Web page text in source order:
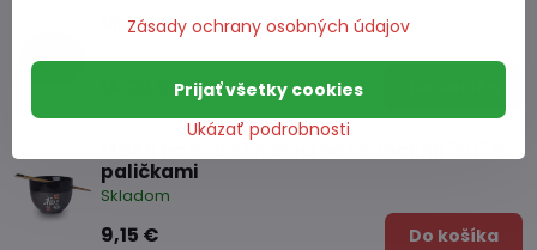
Miska kórejská Dolsot
paličkami
Skladom
9,15 € Do košíka
Zásady ochrany osobných údajov
Ukázať podrobnosti
Prijať všetky cookies